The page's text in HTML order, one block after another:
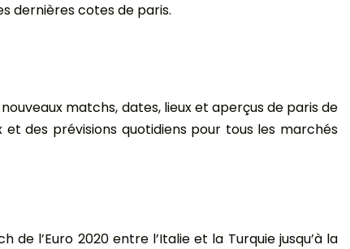
dernières cotes de paris.
matchs, dates, lieux et aperçus de paris de
des prévisions quotidiens pour tous les marchés
l’Euro 2020 entre l’Italie et la Turquie jusqu’à la